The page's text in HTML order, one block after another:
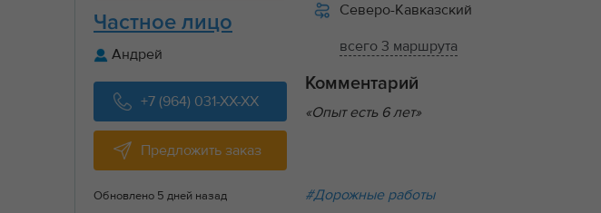
Частное лицо
Андрей
+7 (964) 031-XX-XX
Предложить заказ
Обновлено 5 дней назад
Северо-Кавказский
всего 3 маршрута
Комментарий
«Опыт есть 6 лет»
#Дорожные работы